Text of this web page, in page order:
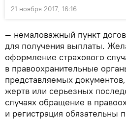
21 ноября 2017, 16:16
— немаловажный пункт
для получения выплаты.
оформление страхового
в правоохранительные
представляемых
жертв или серьезных
случаях обращение в
и регистрация обязательны